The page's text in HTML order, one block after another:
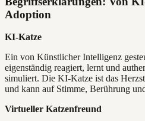
Adoption
KI-Katze
Ein von Künstlicher Intelligenz
eigenständig reagiert, lernt und
simuliert. Die KI-Katze ist das
und kann auf Stimme, Berührung
Virtueller Katzenfreund